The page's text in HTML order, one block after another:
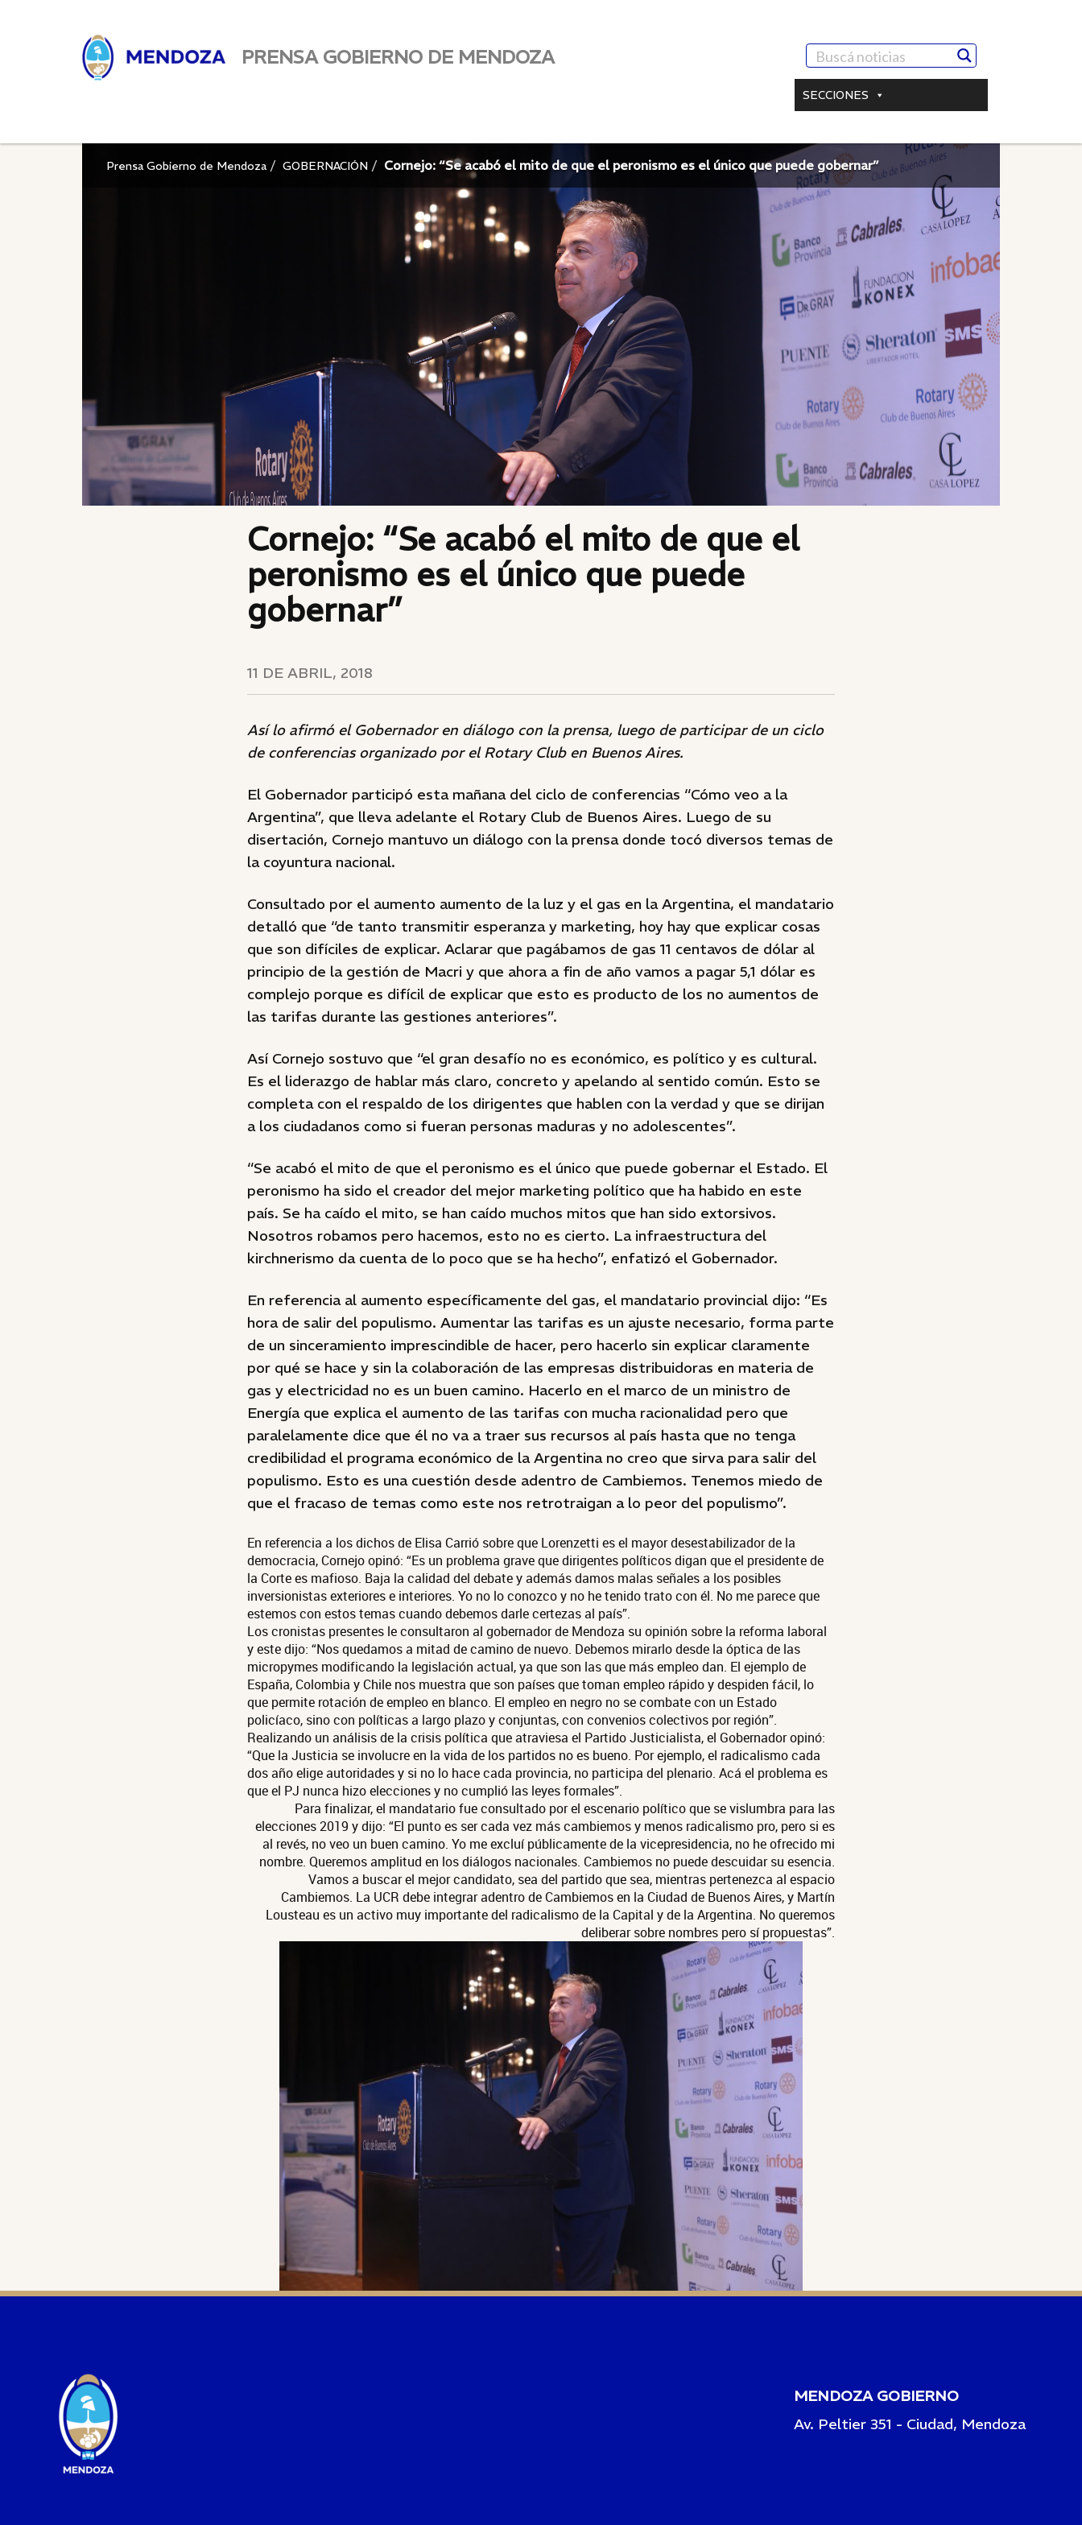
PRENSA GOBIERNO DE MENDOZA
SECCIONES
Prensa Gobierno de Mendoza GOBERNACIÓN Cornejo: “Se acabó el mito de que el peronismo es el único que puede gobernar”
Cornejo: “Se acabó el mito de que el
peronismo es el único que puede
gobernar”
11 DE ABRIL, 2018
Así lo afirmó el Gobernador en diálogo con la prensa, luego de participar de un ciclo
de conferencias organizado por el Rotary Club en Buenos Aires.
El Gobernador participó esta mañana del ciclo de conferencias “Cómo veo a la
Argentina”, que lleva adelante el Rotary Club de Buenos Aires. Luego de su
disertación, Cornejo mantuvo un diálogo con la prensa donde tocó diversos temas de
la coyuntura nacional.
Consultado por el aumento aumento de la luz y el gas en la Argentina, el mandatario
detalló que “de tanto transmitir esperanza y marketing, hoy hay que explicar cosas
que son difíciles de explicar. Aclarar que pagábamos de gas 11 centavos de dólar al
principio de la gestión de Macri y que ahora a fin de año vamos a pagar 5,1 dólar es
complejo porque es difícil de explicar que esto es producto de los no aumentos de
las tarifas durante las gestiones anteriores”.
Así Cornejo sostuvo que “el gran desafío no es económico, es político y es cultural.
Es el liderazgo de hablar más claro, concreto y apelando al sentido común. Esto se
completa con el respaldo de los dirigentes que hablen con la verdad y que se dirijan
a los ciudadanos como si fueran personas maduras y no adolescentes”.
“Se acabó el mito de que el peronismo es el único que puede gobernar el Estado. El
peronismo ha sido el creador del mejor marketing político que ha habido en este
país. Se ha caído el mito, se han caído muchos mitos que han sido extorsivos.
Nosotros robamos pero hacemos, esto no es cierto. La infraestructura del
kirchnerismo da cuenta de lo poco que se ha hecho”, enfatizó el Gobernador.
En referencia al aumento específicamente del gas, el mandatario provincial dijo: “Es
hora de salir del populismo. Aumentar las tarifas es un ajuste necesario, forma parte
de un sinceramiento imprescindible de hacer, pero hacerlo sin explicar claramente
por qué se hace y sin la colaboración de las empresas distribuidoras en materia de
gas y electricidad no es un buen camino. Hacerlo en el marco de un ministro de
Energía que explica el aumento de las tarifas con mucha racionalidad pero que
paralelamente dice que él no va a traer sus recursos al país hasta que no tenga
credibilidad el programa económico de la Argentina no creo que sirva para salir del
populismo. Esto es una cuestión desde adentro de Cambiemos. Tenemos miedo de
que el fracaso de temas como este nos retrotraigan a lo peor del populismo”.
En referencia a los dichos de Elisa Carrió sobre que Lorenzetti es el mayor desestabilizador de la
democracia, Cornejo opinó: “Es un problema grave que dirigentes políticos digan que el presidente de
la Corte es mafioso. Baja la calidad del debate y además damos malas señales a los posibles
inversionistas exteriores e interiores. Yo no lo conozco y no he tenido trato con él. No me parece que
estemos con estos temas cuando debemos darle certezas al país”.
Los cronistas presentes le consultaron al gobernador de Mendoza su opinión sobre la reforma laboral
y este dijo: “Nos quedamos a mitad de camino de nuevo. Debemos mirarlo desde la óptica de las
micropymes modificando la legislación actual, ya que son las que más empleo dan. El ejemplo de
España, Colombia y Chile nos muestra que son países que toman empleo rápido y despiden fácil, lo
que permite rotación de empleo en blanco. El empleo en negro no se combate con un Estado
policíaco, sino con políticas a largo plazo y conjuntas, con convenios colectivos por región”.
Realizando un análisis de la crisis política que atraviesa el Partido Justicialista, el Gobernador opinó:
“Que la Justicia se involucre en la vida de los partidos no es bueno. Por ejemplo, el radicalismo cada
dos año elige autoridades y si no lo hace cada provincia, no participa del plenario. Acá el problema es
que el PJ nunca hizo elecciones y no cumplió las leyes formales”.
Para finalizar, el mandatario fue consultado por el escenario político que se vislumbra para las
elecciones 2019 y dijo: “El punto es ser cada vez más cambiemos y menos radicalismo pro, pero si es
al revés, no veo un buen camino. Yo me excluí públicamente de la vicepresidencia, no he ofrecido mi
nombre. Queremos amplitud en los diálogos nacionales. Cambiemos no puede descuidar su esencia.
Vamos a buscar el mejor candidato, sea del partido que sea, mientras pertenezca al espacio
Cambiemos. La UCR debe integrar adentro de Cambiemos en la Ciudad de Buenos Aires, y Martín
Lousteau es un activo muy importante del radicalismo de la Capital y de la Argentina. No queremos
deliberar sobre nombres pero sí propuestas”.
MENDOZA GOBIERNO
Av. Peltier 351 - Ciudad, Mendoza